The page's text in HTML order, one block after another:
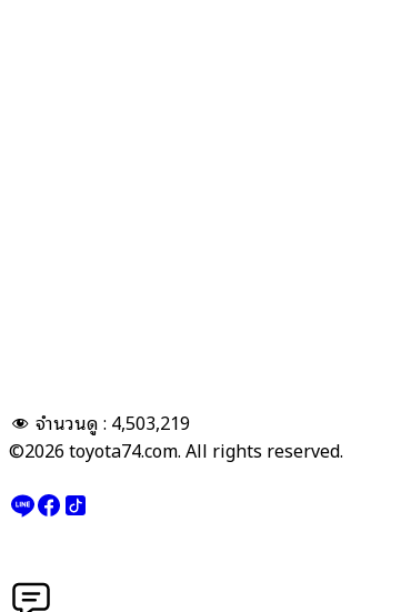
จำนวนดู : 4,503,219
©2026 toyota74.com. All rights reserved.